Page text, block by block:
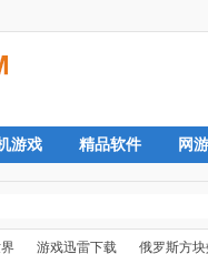
游戏 精品软件 网
游戏迅雷下载 俄罗斯方块